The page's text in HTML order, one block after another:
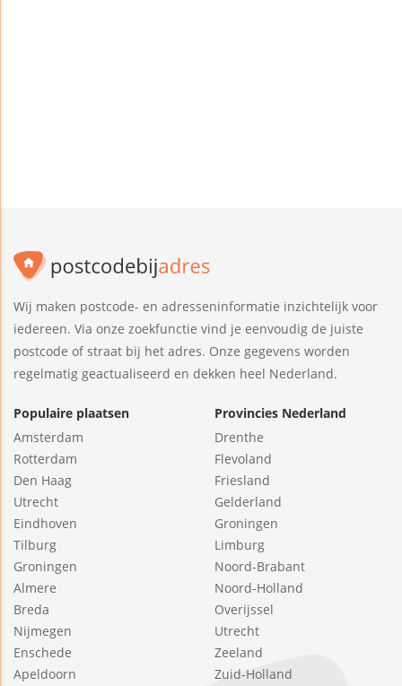
Wij maken postcode- en adresseninformatie inzichtelijk voor
iedereen. Via onze zoekfunctie vind je eenvoudig de juiste
postcode of straat bij het adres. Onze gegevens worden
regelmatig geactualiseerd en dekken heel Nederland.
Populaire plaatsen
Amsterdam
Rotterdam
Den Haag
Utrecht
Eindhoven
Tilburg
Groningen
Almere
Breda
Nijmegen
Enschede
Apeldoorn
Provincies Nederland
Drenthe
Flevoland
Friesland
Gelderland
Groningen
Limburg
Noord-Brabant
Noord-Holland
Overijssel
Utrecht
Zeeland
Zuid-Holland